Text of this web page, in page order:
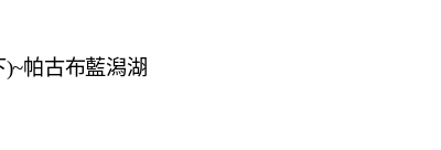
帕古布藍潟湖